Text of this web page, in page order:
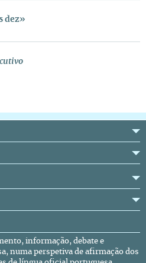
dez»
informação, debate e
numa perspetiva de afirmação dos